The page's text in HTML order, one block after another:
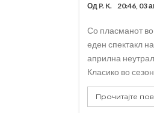
Од P. K. 20:46, 03
Со пласманот
еден спектакл
априлна
Класико во
Прочитајте